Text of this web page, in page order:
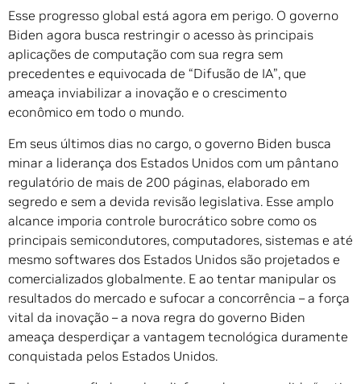
Esse progresso global está agora em perigo. O governo
Biden agora busca restringir o acesso às principais
aplicações de computação com sua regra sem
precedentes e equivocada de “Difusão de IA”, que
ameaça inviabilizar a inovação e o crescimento
econômico em todo o mundo.
Em seus últimos dias no cargo, o governo Biden busca
minar a liderança dos Estados Unidos com um pântano
regulatório de mais de 200 páginas, elaborado em
segredo e sem a devida revisão legislativa. Esse amplo
alcance imporia controle burocrático sobre como os
principais semicondutores, computadores, sistemas e até
mesmo softwares dos Estados Unidos são projetados e
comercializados globalmente. E ao tentar manipular os
resultados do mercado e sufocar a concorrência – a força
vital da inovação – a nova regra do governo Biden
ameaça desperdiçar a vantagem tecnológica duramente
conquistada pelos Estados Unidos.